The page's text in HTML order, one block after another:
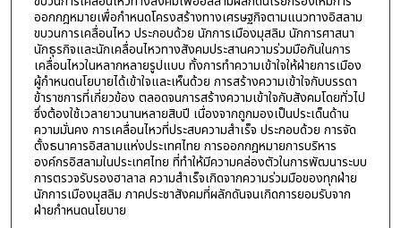
ออกกฎหมายเพื่อกำหนดโครงสร้างทางเศรษฐกิจตามแนวทางอิสลาม
ขบวนการเคลื่อนไหว ประกอบด้วย นักการเมืองมุสลิม นักการศาสนา
นักธุรกิจและนักเคลื่อนไหวทางสังคมประสานความร่วมมือกันในการ
เคลื่อนไหวในหลากหลายรูปแบบ ทั้งการทำความเข้าใจให้ฝ่ายการเมือง
ผู้กำหนดนโยบายได้เข้าใจและเห็นด้วย การสร้างความเข้าใจกับบรรดา
ข้าราชการที่เกี่ยวข้อง ตลอดจนการสร้างความเข้าใจกับสังคมโดยทั่วไป
ซึ่งต้องใช้เวลายาวนานหลายสิบปี เนื่องจากถูกมองเป็นประเด็นด้าน
ความมั่นคง การเคลื่อนไหวที่ประสบความสำเร็จ ประกอบด้วย การจัด
ตั้งธนาคารอิสลามแห่งประเทศไทย การออกกฎหมายการบริหาร
องค์กรอิสลามในประเทศไทย ที่ทำให้มีความคล่องตัวในการพัฒนาระบบ
การตรวจรับรองฮาลาล ความสำเร็จเกิดจากความร่วมมือของทุกฝ่าย
นักการเมืองมุสลิม ภาคประชาสังคมที่ผลักดันจนเกิดการยอมรับจาก
ฝ่ายกำหนดนโยบาย